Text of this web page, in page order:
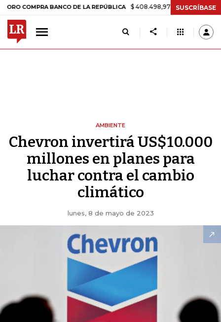
BANCO DE LA REPÚBLICA $ 408.498,97 +$ 8.753,81 +2,19%
SUSCRÍBASE
AMBIENTE
Chevron invertirá US$10.000
millones en planes para
luchar contra el cambio
climático
lunes, 8 de mayo de 2023